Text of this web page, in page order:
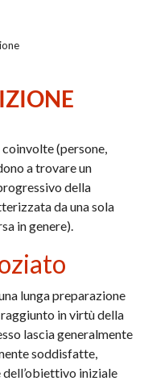
(persone,
a trovare un
della
da una sola
in genere).
lunga preparazione
raggiunto in virtù della
lascia generalmente
soddisfatte,
dell’obiettivo iniziale